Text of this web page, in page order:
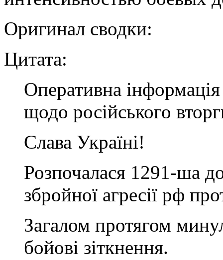
Оригинал сводки:
Цитата:
Оперативна
щодо російського
Слава Україні!
Розпочалася 1291-ша
збройної агресії рф
Загалом протягом
бойові зіткнення.